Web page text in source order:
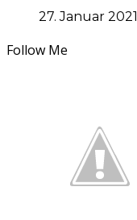
27. Januar 2021
Follow Me